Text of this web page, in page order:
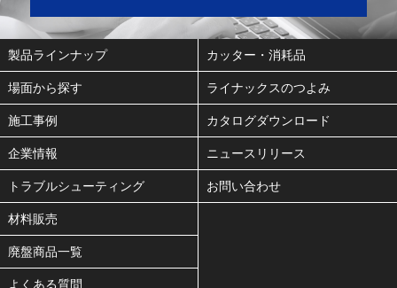
製品ラインナップ カッター・消耗品
場面から探す
施工事例
企業情報
トラブルシューティング
材料販売
廃盤商品一覧
よくある質問
ライナックスのつよみ
カタログダウンロード
ニュースリリース
お問い合わせ